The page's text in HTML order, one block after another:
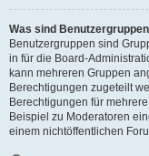
Was sind
Benutzergruppen sind
in für die Board-
kann mehreren Gruppen
Berechtigungen zugeteilt
Berechtigungen für
Beispiel zu Moderatoren
einem nichtöffentlichen